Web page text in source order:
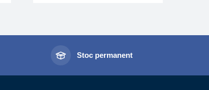
Stoc permanent